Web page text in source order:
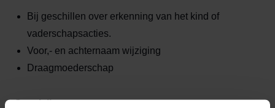
Bij geschillen over erkenning van het kind of
vaderschapsacties.
Voor,- en achternaam wijziging
Draagmoederschap
Specialist